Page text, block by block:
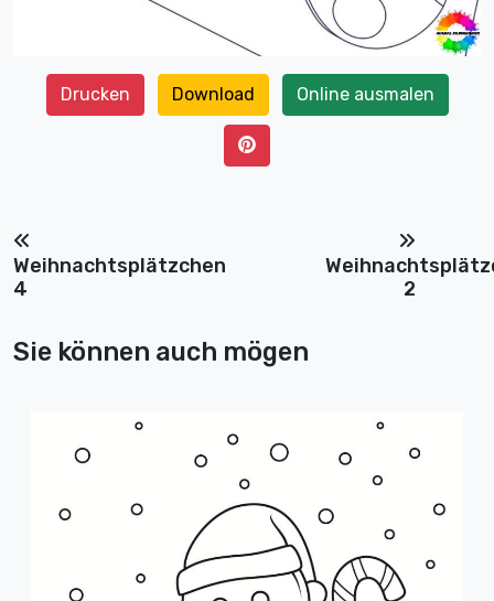
Drucken Download Online ausmalen
Weihnachtsplätzchen
4
2
Sie können auch mögen